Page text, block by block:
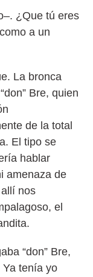
¿Que tú eres
a un
La bronca
Bre, quien
de la total
El tipo se
hablar
amenaza de
nos
el
“don” Bre,
tenía yo